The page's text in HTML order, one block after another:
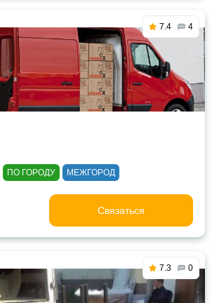
7.4 4
ПО ГОРОДУ МЕЖГОРОД
Связаться
7.3 0